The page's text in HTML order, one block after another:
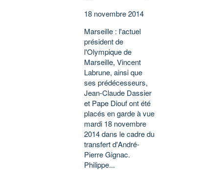
18 novembre 2014
Marseille : l'actuel
président de
l'Olympique de
Marseille, Vincent
Labrune, ainsi que
ses prédécesseurs,
Jean-Claude Dassier
et Pape Diouf ont été
placés en garde à vue
mardi 18 novembre
2014 dans le cadre du
transfert d'André-
Pierre Gignac.
Philippe...